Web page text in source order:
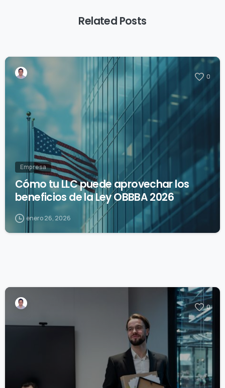
Related Posts
0
Empresa
Cómo tu LLC puede aprovechar los
beneficios de la Ley OBBBA 2026
enero 26, 2026
0